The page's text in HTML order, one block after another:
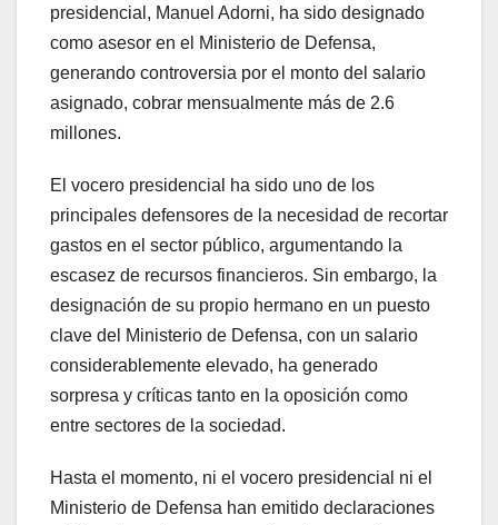
presidencial, Manuel Adorni, ha sido designado
como asesor en el Ministerio de Defensa,
generando controversia por el monto del salario
asignado, cobrar mensualmente más de 2.6
millones.
El vocero presidencial ha sido uno de los
principales defensores de la necesidad de recortar
gastos en el sector público, argumentando la
escasez de recursos financieros. Sin embargo, la
designación de su propio hermano en un puesto
clave del Ministerio de Defensa, con un salario
considerablemente elevado, ha generado
sorpresa y críticas tanto en la oposición como
entre sectores de la sociedad.
Hasta el momento, ni el vocero presidencial ni el
Ministerio de Defensa han emitido declaraciones